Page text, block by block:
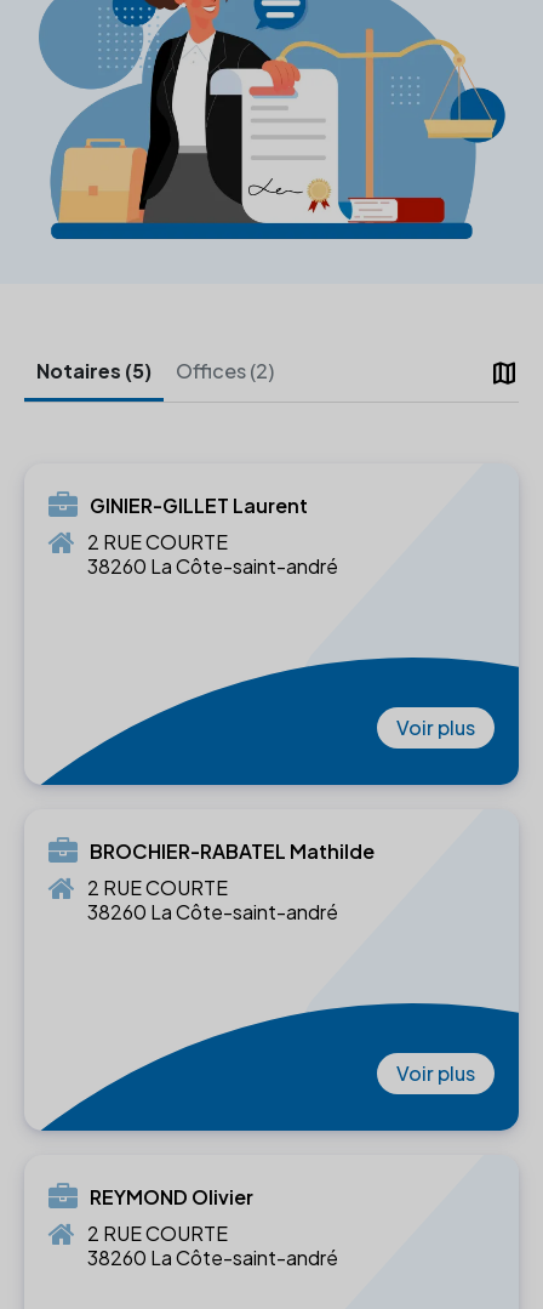
map
Notaires (5) Offices (2)
GINIER-GILLET Laurent
2 RUE COURTE
38260 La Côte-saint-andré
Voir plus
BROCHIER-RABATEL Mathilde
2 RUE COURTE
38260 La Côte-saint-andré
Voir plus
REYMOND Olivier
2 RUE COURTE
38260 La Côte-saint-andré